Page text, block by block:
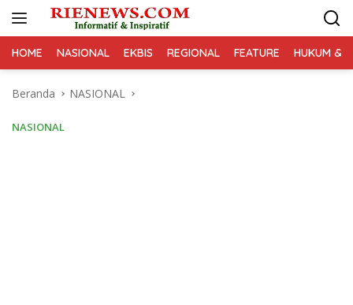
HOME NASIONAL EKBIS REGIONAL FEATURE HUKUM &
Beranda NASIONAL
NASIONAL